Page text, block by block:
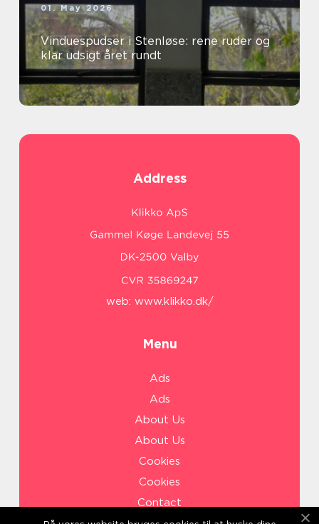
01. May 2026
Vinduespudser i Stenløse: rene ruder og
klar udsigt året rundt
Address
web: www.klikko.dk/
Menu
Ads
Ads
About Us
About Us
Cookies
Cookies
Contact